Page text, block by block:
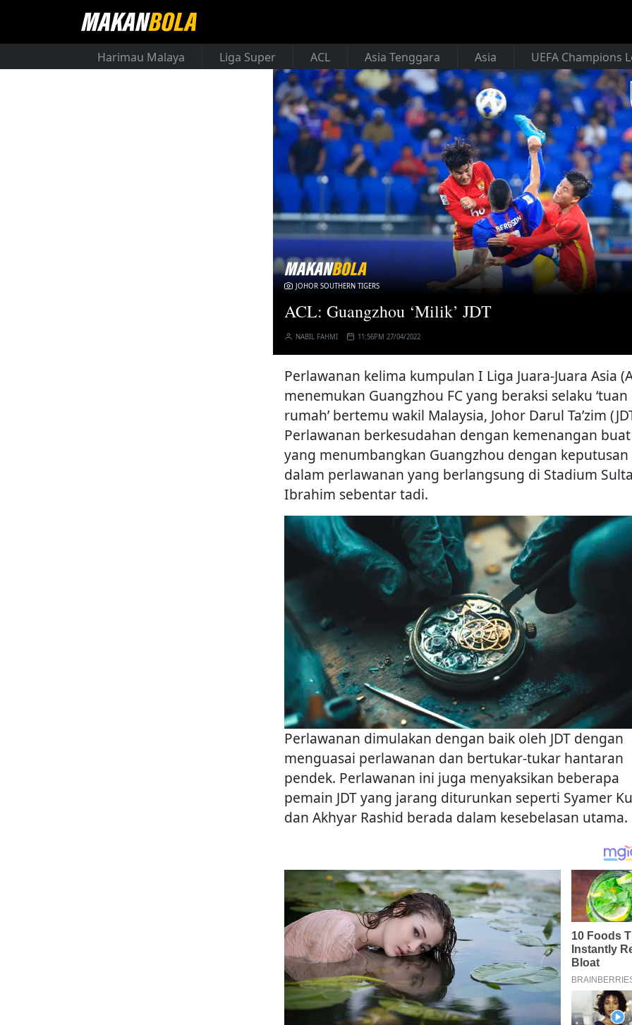
Harimau Malaya Liga Super ACL Asia Tenggara Asia UEFA Champions
JOHOR SOUTHERN TIGERS
ACL: Guangzhou ‘Milik’ JDT
NABIL FAHMI 11:56PM 27/04/2022
Perlawanan kelima kumpulan I Liga Juara-Juara Asia
menemukan Guangzhou FC yang beraksi selaku ‘tuan
rumah’ bertemu wakil Malaysia, Johor Darul Ta’zim
Perlawanan berkesudahan dengan kemenangan buat
yang menumbangkan Guangzhou dengan keputusan
dalam perlawanan yang berlangsung di Stadium
Ibrahim sebentar tadi.
Perlawanan dimulakan dengan baik oleh JDT dengan
menguasai perlawanan dan bertukar-tukar hantaran
pendek. Perlawanan ini juga menyaksikan beberapa
pemain JDT yang jarang diturunkan seperti Syamer
dan Akhyar Rashid berada dalam kesebelasan utama.